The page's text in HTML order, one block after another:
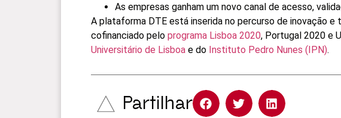
As empresas ganham um novo canal de acesso,
A plataforma DTE está inserida no percurso de inovação
cofinanciado pelo programa Lisboa 2020, Portugal 2020 e
Universitário de Lisboa e do Instituto Pedro Nunes (IPN).
Partilhar